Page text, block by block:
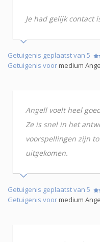
Je had gelijk contact
Getuigenis geplaatst van 5
Getuigenis voormedium
Angell voelt heel
Ze is snel in het
voorspellingen zijn
uitgekomen.
Getuigenis geplaatst van 5
Getuigenis voormedium